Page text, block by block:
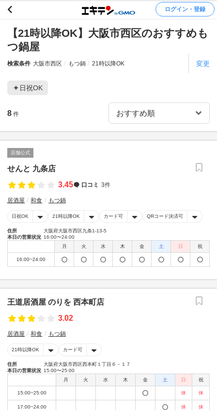
ログイン・登録
【21時以降OK】大阪市西区のおすすめも
つ鍋屋
検索条件 大阪市西区 もつ鍋 21時以降OK 変更
日祝OK
8 件
店舗公式
せんと 九条店
3.45
口コミ 3件
居酒屋 和食 もつ鍋
日祝OK 21時以降OK カード可 QRコード決済可
住所
大阪府大阪市西区九条1-13-5
本日の営業状況 16:00〜24:00
月
火 水 木 金 土 日 祝
16:00~24:00
王道居酒屋 のりを 西本町店
3.02
居酒屋 和食 もつ鍋
21時以降OK カード可
住所
大阪府大阪市西区西本町１丁目６－１７
本日の営業状況 15:00〜25:00
月
火 水 木 金 土 日 祝
15:00~25:00 休 休
17:00~24:00 休 休